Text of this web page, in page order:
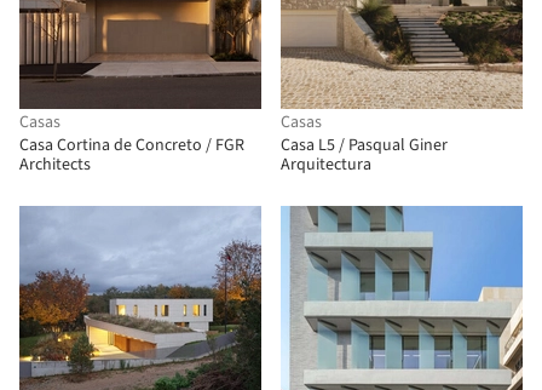
Casas
Casa Cortina de Concreto / FGR
Architects
Casas
Casa L5 / Pasqual Giner
Arquitectura